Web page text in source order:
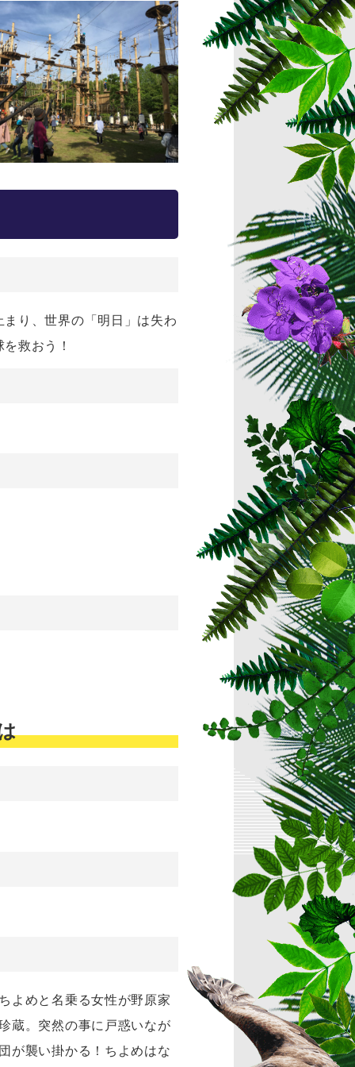
り、世界の「明日」は失わ
救おう！
よめと名乗る女性が野原家
蔵。突然の事に戸惑いなが
が襲い掛かる！ちよめはな